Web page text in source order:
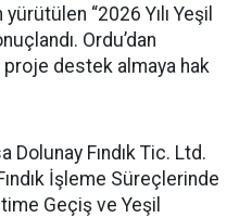
“2026 Yılı Yeşil
Ordu’dan
destek almaya hak
Dolunay Fındık Tic. Ltd.
İşleme Süreçlerinde
Geçiş ve Yeşil